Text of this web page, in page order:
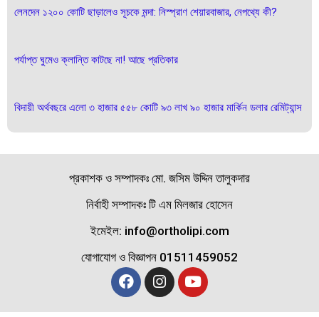
লেনদেন ১২০০ কোটি ছাড়ালেও সূচকে মন্দা: নিস্প্রাণ শেয়ারবাজার, নেপথ্যে কী?
পর্যাপ্ত ঘুমেও ক্লান্তি কাটছে না! আছে প্রতিকার
বিদায়ী অর্থবছরে এলো ৩ হাজার ৫৫৮ কোটি ৯৩ লাখ ৯০ হাজার মার্কিন ডলার রেমিট্যান্স
প্রকাশক ও সম্পাদকঃ মো. জসিম উদ্দিন তালুকদার
নির্বাহী সম্পাদকঃ টি এম মিলজার হোসেন
ইমেইল: info@ortholipi.com
যোগাযোগ ও বিজ্ঞাপন 01511459052